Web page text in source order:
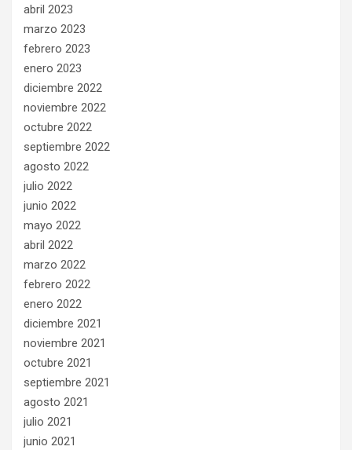
abril 2023
marzo 2023
febrero 2023
enero 2023
diciembre 2022
noviembre 2022
octubre 2022
septiembre 2022
agosto 2022
julio 2022
junio 2022
mayo 2022
abril 2022
marzo 2022
febrero 2022
enero 2022
diciembre 2021
noviembre 2021
octubre 2021
septiembre 2021
agosto 2021
julio 2021
junio 2021